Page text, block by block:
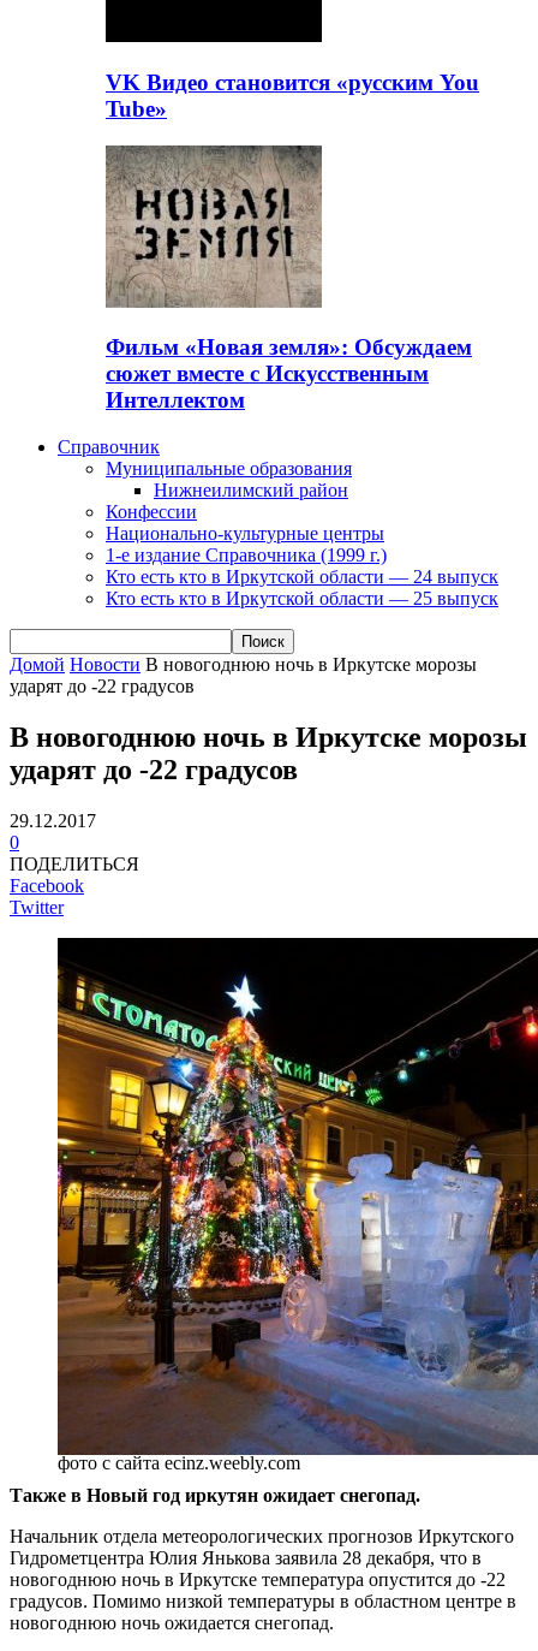
VK Видео становится «русским You
Tube»
Фильм «Новая земля»: Обсуждаем
сюжет вместе с Искусственным
Интеллектом
Справочник
Муниципальные образования
Нижнеилимский район
Конфессии
Национально-культурные центры
1-е издание Справочника (1999 г.)
Кто есть кто в Иркутской области — 24 выпуск
Кто есть кто в Иркутской области — 25 выпуск
Домой Новости В новогоднюю ночь в Иркутске морозы
ударят до -22 градусов
В новогоднюю ночь в Иркутске морозы
ударят до -22 градусов
29.12.2017
0
ПОДЕЛИТЬСЯ
Facebook
Twitter
фото с сайта ecinz.weebly.com
Также в Новый год иркутян ожидает снегопад.
Начальник отдела метеорологических прогнозов Иркутского
Гидрометцентра Юлия Янькова заявила 28 декабря, что в
новогоднюю ночь в Иркутске температура опустится до -22
градусов. Помимо низкой температуры в областном центре в
новогоднюю ночь ожидается снегопад.